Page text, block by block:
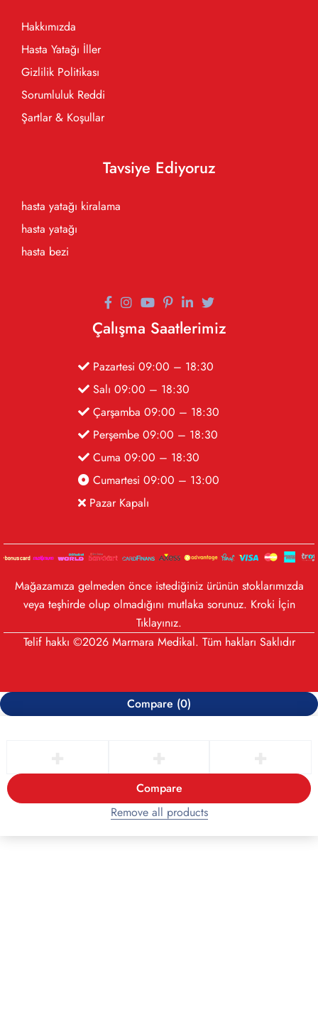
Hakkımızda
Hasta Yatağı İller
Gizlilik Politikası
Sorumluluk Reddi
Şartlar & Koşullar
Tavsiye Ediyoruz
hasta yatağı kiralama
hasta yatağı
hasta bezi
Çalışma Saatlerimiz
Pazartesi 09:00 – 18:30
Salı 09:00 – 18:30
Çarşamba 09:00 – 18:30
Perşembe 09:00 – 18:30
Cuma 09:00 – 18:30
Cumartesi 09:00 – 13:00
Pazar Kapalı
Mağazamıza gelmeden önce istediğiniz ürünün stoklarımızda
veya teşhirde olup olmadığını mutlaka sorunuz. Kroki İçin
Tıklayınız.
Telif hakkı ©2026 Marmara Medikal. Tüm hakları Saklıdır
Compare (0)
Compare
Remove all products